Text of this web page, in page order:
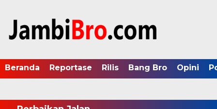
Beranda Reportase Rilis Bang Bro Opini